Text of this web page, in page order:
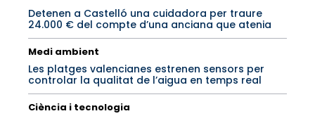
Detenen a Castelló una cuidadora per traure
24.000 € del compte d’una anciana que atenia
Medi ambient
Les platges valencianes estrenen sensors per
controlar la qualitat de l’aigua en temps real
Ciència i tecnologia